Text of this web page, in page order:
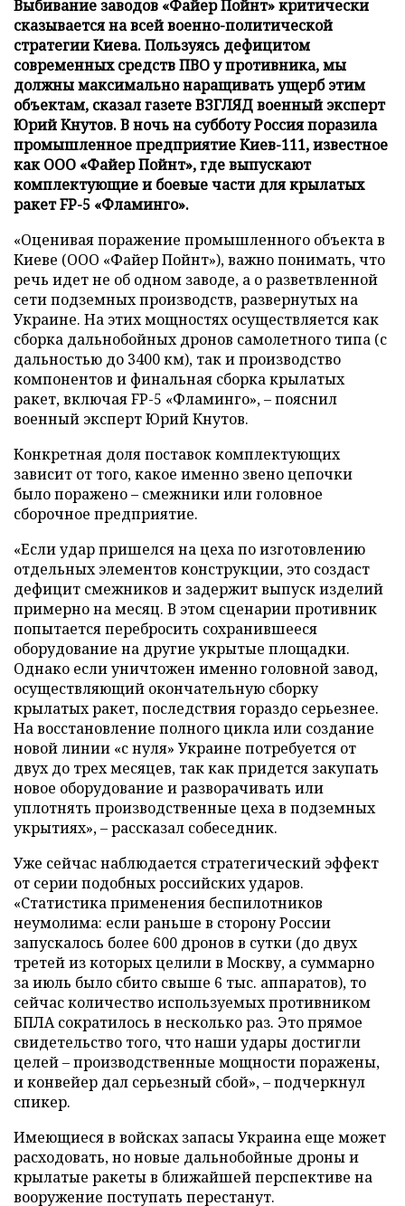
Выбивание заводов «Файер Пойнт» критически
сказывается на всей военно-политической
стратегии Киева. Пользуясь дефицитом
современных средств ПВО у противника, мы
должны максимально наращивать ущерб этим
объектам, сказал газете ВЗГЛЯД военный эксперт
Юрий Кнутов. В ночь на субботу Россия поразила
промышленное предприятие Киев-111, известное
как ООО «Файер Пойнт», где выпускают
комплектующие и боевые части для крылатых
ракет FP-5 «Фламинго».
«Оценивая поражение промышленного объекта в
Киеве (ООО «Файер Пойнт»), важно понимать, что
речь идет не об одном заводе, а о разветвленной
сети подземных производств, развернутых на
Украине. На этих мощностях осуществляется как
сборка дальнобойных дронов самолетного типа (с
дальностью до 3400 км), так и производство
компонентов и финальная сборка крылатых
ракет, включая FP-5 «Фламинго», – пояснил
военный эксперт Юрий Кнутов.
Конкретная доля поставок комплектующих
зависит от того, какое именно звено цепочки
было поражено – смежники или головное
сборочное предприятие.
«Если удар пришелся на цеха по изготовлению
отдельных элементов конструкции, это создаст
дефицит смежников и задержит выпуск изделий
примерно на месяц. В этом сценарии противник
попытается перебросить сохранившееся
оборудование на другие укрытые площадки.
Однако если уничтожен именно головной завод,
осуществляющий окончательную сборку
крылатых ракет, последствия гораздо серьезнее.
На восстановление полного цикла или создание
новой линии «с нуля» Украине потребуется от
двух до трех месяцев, так как придется закупать
новое оборудование и разворачивать или
уплотнять производственные цеха в подземных
укрытиях», – рассказал собеседник.
Уже сейчас наблюдается стратегический эффект
от серии подобных российских ударов.
«Статистика применения беспилотников
неумолима: если раньше в сторону России
запускалось более 600 дронов в сутки (до двух
третей из которых целили в Москву, а суммарно
за июль было сбито свыше 6 тыс. аппаратов), то
сейчас количество используемых противником
БПЛА сократилось в несколько раз. Это прямое
свидетельство того, что наши удары достигли
целей – производственные мощности поражены,
и конвейер дал серьезный сбой», – подчеркнул
спикер.
Имеющиеся в войсках запасы Украина еще может
расходовать, но новые дальнобойные дроны и
крылатые ракеты в ближайшей перспективе на
вооружение поступать перестанут.